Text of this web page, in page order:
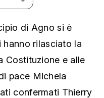
di Agno si è
hanno rilasciato la
Costituzione e alle
pace Michela
confermati Thierry